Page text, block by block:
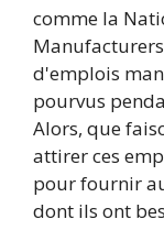
comme la
d'emplois
pourvus
Alors, que
attirer ces
pour fournir
dont ils ont